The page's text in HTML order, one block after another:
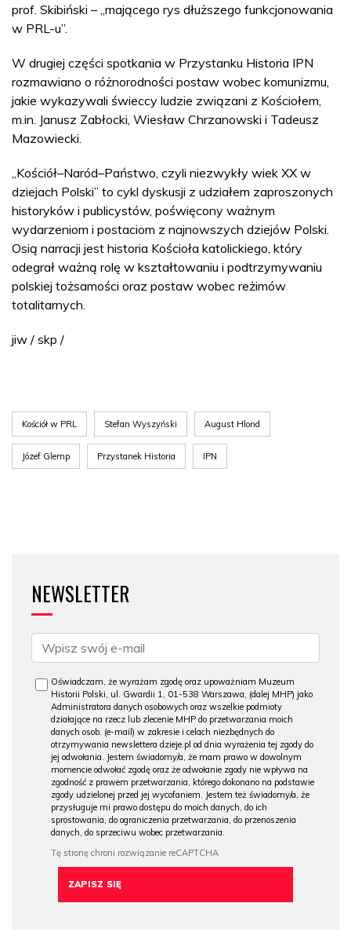
prof. Skibiński – „mającego rys dłuższego funkcjonowania
w PRL-u”.
W drugiej części spotkania w Przystanku Historia IPN
rozmawiano o różnorodności postaw wobec komunizmu,
jakie wykazywali świeccy ludzie związani z Kościołem,
m.in. Janusz Zabłocki, Wiesław Chrzanowski i Tadeusz
Mazowiecki.
„Kościół–Naród–Państwo, czyli niezwykły wiek XX w
dziejach Polski” to cykl dyskusji z udziałem zaproszonych
historyków i publicystów, poświęcony ważnym
wydarzeniom i postaciom z najnowszych dziejów Polski.
Osią narracji jest historia Kościoła katolickiego, który
odegrał ważną rolę w kształtowaniu i podtrzymywaniu
polskiej tożsamości oraz postaw wobec reżimów
totalitarnych.
jiw / skp /
Kościół w PRL Stefan Wyszyński August Hlond
Józef Glemp Przystanek Historia IPN
NEWSLETTER
Oświadczam, że wyrażam zgodę oraz upoważniam Muzeum
Historii Polski, ul. Gwardii 1, 01-538 Warszawa, (dalej MHP) jako
Administratora danych osobowych oraz wszelkie podmioty
działające na rzecz lub zlecenie MHP do przetwarzania moich
danych osob. (e-mail) w zakresie i celach niezbędnych do
otrzymywania newslettera dzieje.pl od dnia wyrażenia tej zgody do
jej odwołania. Jestem świadomy/a, że mam prawo w dowolnym
momencie odwołać zgodę oraz że odwołanie zgody nie wpływa na
zgodność z prawem przetwarzania, którego dokonano na podstawie
zgody udzielonej przed jej wycofaniem. Jestem też świadomy/a, że
przysługuje mi prawo dostępu do moich danych, do ich
sprostowania, do ograniczenia przetwarzania, do przenoszenia
danych, do sprzeciwu wobec przetwarzania.